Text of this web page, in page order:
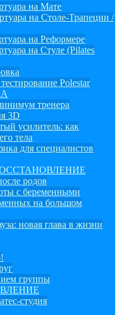
на Мате
на Столе-Трапеции /
на Реформере
на Стуле (Pilates
Polestar
тренера
3D
усилитель: как
тела
для специалистов
родов
с беременными
на большом
новая глава в жизни
группы
студия